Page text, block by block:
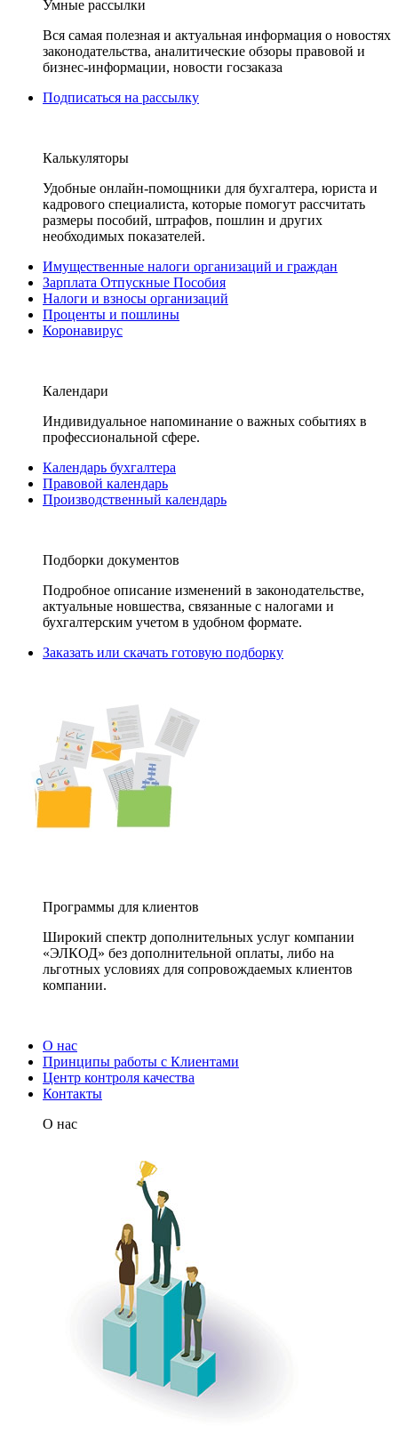
Умные рассылки
Вся самая полезная и актуальная информация о новостях
законодательства, аналитические обзоры правовой и
бизнес-информации, новости госзаказа
Подписаться на рассылку
Калькуляторы
Удобные онлайн-помощники для бухгалтера, юриста и
кадрового специалиста, которые помогут рассчитать
размеры пособий, штрафов, пошлин и других
необходимых показателей.
Имущественные налоги организаций и граждан
Зарплата Отпускные Пособия
Налоги и взносы организаций
Проценты и пошлины
Коронавирус
Календари
Индивидуальное напоминание о важных событиях в
профессиональной сфере.
Календарь бухгалтера
Правовой календарь
Производственный календарь
Подборки документов
Подробное описание изменений в законодательстве,
актуальные новшества, связанные с налогами и
бухгалтерским учетом в удобном формате.
Заказать или скачать готовую подборку
Программы для клиентов
Широкий спектр дополнительных услуг компании
«ЭЛКОД» без дополнительной оплаты, либо на
льготных условиях для сопровождаемых клиентов
компании.
О нас
Принципы работы с Клиентами
Центр контроля качества
Контакты
О нас